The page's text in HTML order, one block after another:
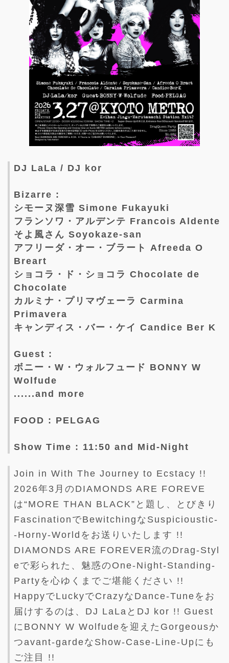
DJ LaLa / DJ kor
Bizarre :
シモーヌ深雪 Simone Fukayuki
フランソワ・アルデンテ Francois Aldente
そよ風さん Soyokaze-san
アフリーダ・オー・ブラート Afreeda O
Breart
ショコラ・ド・ショコラ Chocolate de
Chocolate
カルミナ・プリマヴェーラ Carmina
Primavera
キャンディス・バー・ケイ Candice Ber K
Guest :
ボニー・W・ウォルフュード BONNY W
Wolfude
......and more
FOOD : PELGAG
Show Time : 11:50 and Mid-Night
Join in With The Journey to Ecstacy !!
2026年3月のDIAMONDS ARE FOREVE
は“MORE THAN BLACK”と題し、とびきり
FascinationでBewitchingなSuspicioustic-
-Horny-Worldをお送りいたします !!
DIAMONDS ARE FOREVER流のDrag-Styl
eで彩られた、魅惑のOne-Night-Standing-
Partyを心ゆくまでご堪能ください !!
HappyでLuckyでCrazyなDance-Tuneをお
届けするのは、DJ LaLaとDJ kor !! Guest
にBONNY W Wolfudeを迎えたGorgeousか
つavant-gardeなShow-Case-Line-Upにも
ご注目 !!